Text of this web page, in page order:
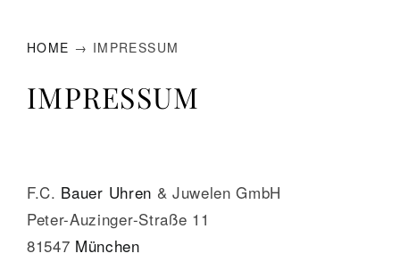
HISTORIE
HOME → IMPRESSUM
IMPRESSUM
F.C. Bauer Uhren & Juwelen GmbH
Peter-Auzinger-Straße 11
81547 München